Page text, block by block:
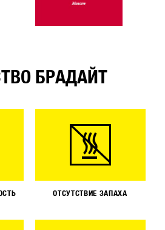
БРАДАЙТ
ОТСУТСТВИЕ ЗАПАХА